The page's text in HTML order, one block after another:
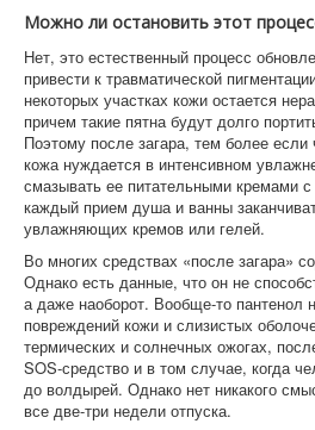
Можно ли остановить этот
Нет, это естественный процесс
привести к травматической
некоторых участках кожи остается
причем такие пятна будут долго
Поэтому после загара, тем более если
кожа нуждается в интенсивном
смазывать ее питательными кремами
каждый прием душа и ванны
увлажняющих кремов или гелей.
Во многих средствах «после загара»
Однако есть данные, что он не
а даже наоборот. Вообще-то пантенол
повреждений кожи и слизистых
термических и солнечных ожогах,
SOS-средство и в том случае, когда
до волдырей. Однако нет никакого
все две-три недели отпуска.